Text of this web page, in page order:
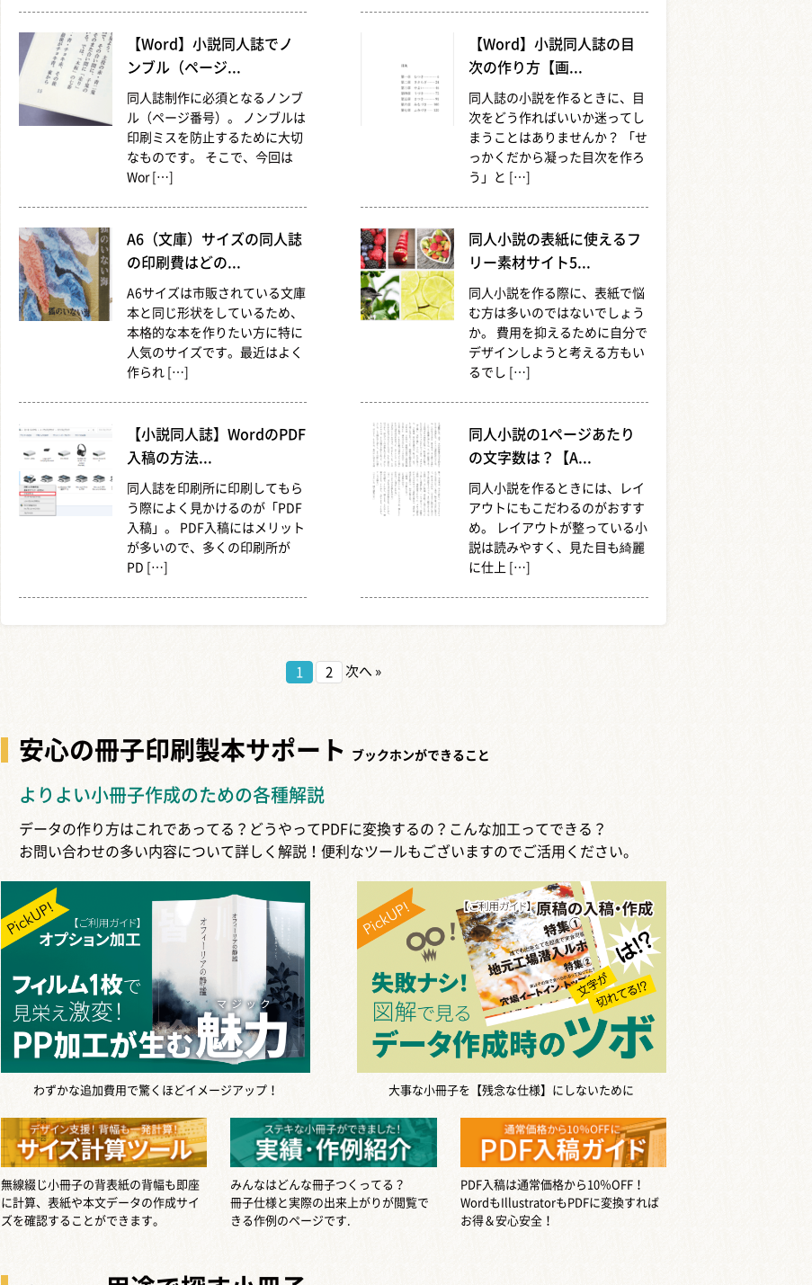
【Word】小説同人誌でノ
ンブル（ページ...
同人誌制作に必須となるノンブ
ル（ページ番号）。 ノンブルは
印刷ミスを防止するために大切
なものです。 そこで、今回は
Wor […]
【Word】小説同人誌の目
次の作り方【画...
同人誌の小説を作るときに、目
次をどう作ればいいか迷ってし
まうことはありませんか？ 「せ
っかくだから凝った目次を作ろ
う」と […]
A6（文庫）サイズの同人誌
の印刷費はどの...
A6サイズは市販されている文庫
本と同じ形状をしているため、
本格的な本を作りたい方に特に
人気のサイズです。最近はよく
作られ […]
同人小説の表紙に使えるフ
リー素材サイト5...
同人小説を作る際に、表紙で悩
む方は多いのではないでしょう
か。 費用を抑えるために自分で
デザインしようと考える方もい
るでし […]
【小説同人誌】WordのPDF
入稿の方法...
同人誌を印刷所に印刷してもら
う際によく見かけるのが「PDF
入稿」。 PDF入稿にはメリット
が多いので、多くの印刷所が
PD […]
同人小説の1ページあたり
の文字数は？【A...
同人小説を作るときには、レイ
アウトにもこだわるのがおすす
め。 レイアウトが整っている小
説は読みやすく、見た目も綺麗
に仕上 […]
1 2 次へ »
安心の冊子印刷製本サポート ブックホンができること
よりよい小冊子作成のための各種解説
データの作り方はこれであってる？どうやってPDFに変換するの？こんな加工ってできる？
お問い合わせの多い内容について詳しく解説！便利なツールもございますのでご活用ください。
わずかな追加費用で驚くほどイメージアップ！ 大事な小冊子を【残念な仕様】にしないために
無線綴じ小冊子の背表紙の背幅も即座
に計算、表紙や本文データの作成サイ
ズを確認することができます。
みんなはどんな冊子つくってる？
冊子仕様と実際の出来上がりが閲覧で
きる作例のページです.
PDF入稿は通常価格から10％OFF！
WordもIllustratorもPDFに変換すれば
お得＆安心安全！